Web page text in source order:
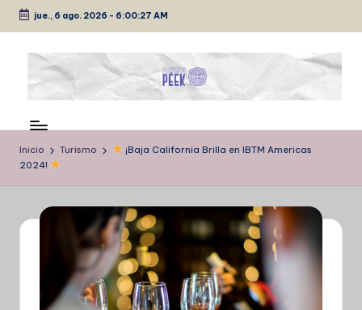
Saltar
contenido
jue., 6 ago. 2026 - 6:00:27 AM
E
K
de
comunicación
Inicio Turismo
¡Baja California Brilla en IBTM Americas
2024!